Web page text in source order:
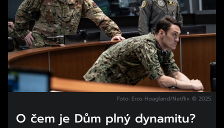
Foto: Eros Hoagland/Netflix © 2025.
O čem je Dům plný dynamitu?